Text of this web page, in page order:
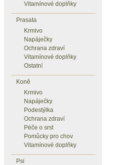
Vitamínové doplňky
Prasata
Krmivo
Napáječky
Ochrana zdraví
Vitamínové doplňky
Ostatní
Koně
Krmivo
Napáječky
Podestýlka
Ochrana zdraví
Péče o srst
Pomůcky pro chov
Vitamínové doplňky
Psi